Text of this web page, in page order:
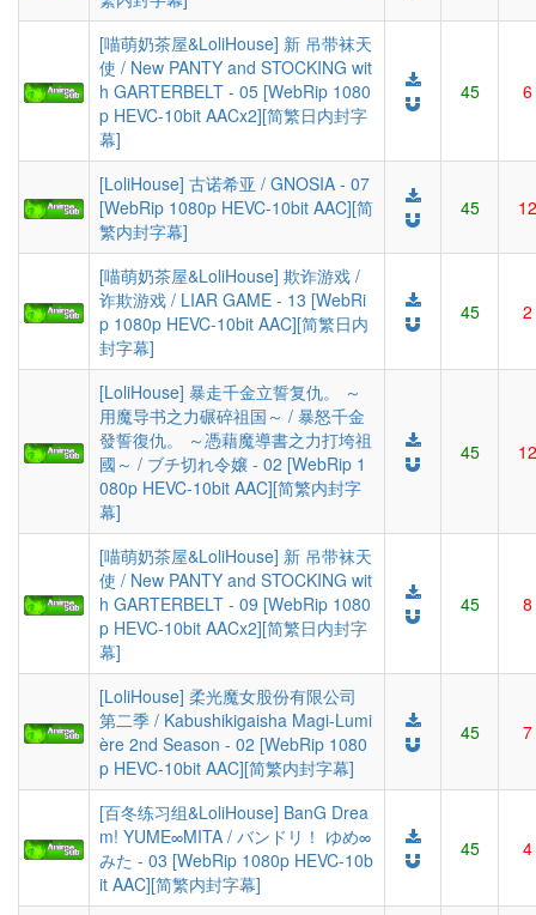
[喵萌奶茶屋&LoliHouse] 新 吊带袜天
使 / New PANTY and STOCKING wit
h GARTERBELT - 05 [WebRip 1080
p HEVC-10bit AACx2][简繁日内封字
幕]
45 6
[LoliHouse] 古诺希亚 / GNOSIA - 07
[WebRip 1080p HEVC-10bit AAC][简
繁内封字幕]
45 12
[喵萌奶茶屋&LoliHouse] 欺诈游戏 /
诈欺游戏 / LIAR GAME - 13 [WebRi
p 1080p HEVC-10bit AAC][简繁日内
封字幕]
45 2
[LoliHouse] 暴走千金立誓复仇。 ～
用魔导书之力碾碎祖国～ / 暴怒千金
發誓復仇。 ～憑藉魔導書之力打垮祖
國～ / ブチ切れ令嬢 - 02 [WebRip 1
080p HEVC-10bit AAC][简繁内封字
幕]
45 12
[喵萌奶茶屋&LoliHouse] 新 吊带袜天
使 / New PANTY and STOCKING wit
h GARTERBELT - 09 [WebRip 1080
p HEVC-10bit AACx2][简繁日内封字
幕]
45 8
[LoliHouse] 柔光魔女股份有限公司
第二季 / Kabushikigaisha Magi-Lumi
ère 2nd Season - 02 [WebRip 1080
p HEVC-10bit AAC][简繁内封字幕]
45 7
[百冬练习组&LoliHouse] BanG Drea
m! YUME∞MITA / バンドリ！ ゆめ∞
みた - 03 [WebRip 1080p HEVC-10b
it AAC][简繁内封字幕]
45 4